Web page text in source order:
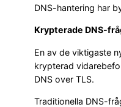
DNS-hantering har
Krypterade DNS-
En av de viktigaste
krypterad
DNS over TLS.
Traditionella DNS-